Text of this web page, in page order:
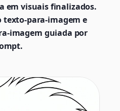
em visuais finalizados.
texto-para-imagem e
imagem guiada por